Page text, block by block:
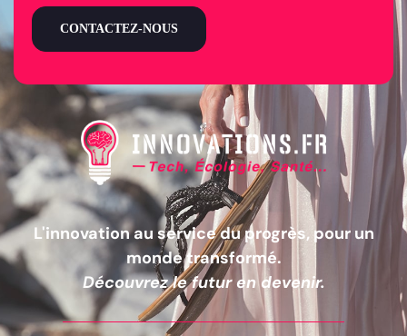
L'innovation au service du progrès, pour un
monde transformé.
Découvrez le futur en devenir.
CONTACTEZ-NOUS